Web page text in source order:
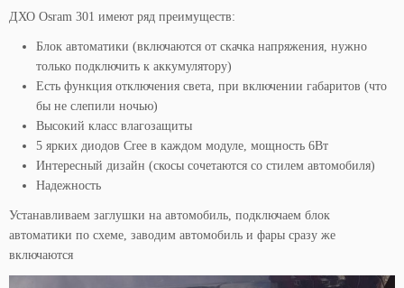
ДХО Osram 301 имеют ряд преимуществ:
Блок автоматики (включаются от скачка напряжения, нужно
только подключить к аккумулятору)
Есть функция отключения света, при включении габаритов (что
бы не слепили ночью)
Высокий класс влагозащиты
5 ярких диодов Cree в каждом модуле, мощность 6Вт
Интересный дизайн (скосы сочетаются со стилем автомобиля)
Надежность
Устанавливаем заглушки на автомобиль, подключаем блок
автоматики по схеме, заводим автомобиль и фары сразу же
включаются